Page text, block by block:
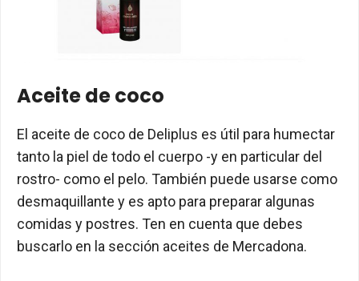
Aceite de coco
El aceite de coco de Deliplus es útil para humectar
tanto la piel de todo el cuerpo -y en particular del
rostro- como el pelo. También puede usarse como
desmaquillante y es apto para preparar algunas
comidas y postres. Ten en cuenta que debes
buscarlo en la sección aceites de Mercadona.